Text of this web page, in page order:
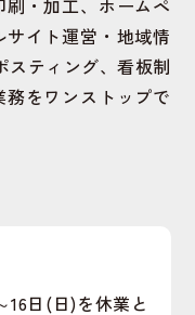
・加工、ホームペ
イト運営・地域情
スティング、看板制
をワンストップで
16日(日)を休業と